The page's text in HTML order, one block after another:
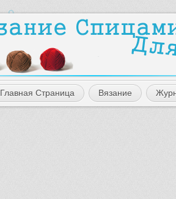
Главная Страница Вязание